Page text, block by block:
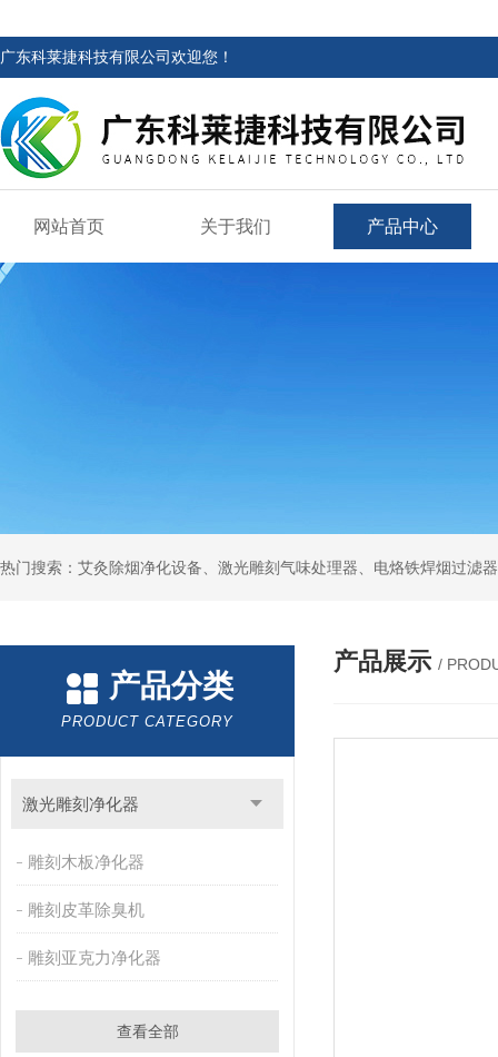
广东科莱捷科技有限公司欢迎您！
网站首页 关于我们 产品中心
产品分类
PRODUCT CATEGORY
激光雕刻净化器
雕刻木板净化器
雕刻皮革除臭机
雕刻亚克力净化器
查看全部
产品展示 /